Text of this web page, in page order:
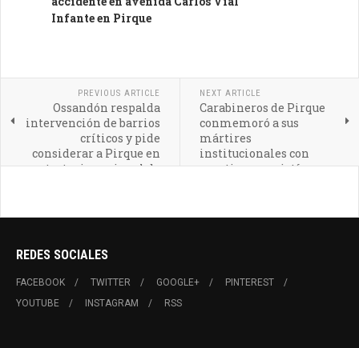
Infante en Pirque
PREVIOUS ARTICLE
Ossandón respalda
intervención de barrios
críticos y pide
considerar a Pirque en
estrategia nacional de
NEXT ARTICLE
Carabineros de Pirque
conmemoró a sus
mártires
institucionales con
emotiva eucaristía
REDES SOCIALES
FACEBOOK TWITTER GOOGLE+
PINTEREST
YOUTUBE
INSTAGRAM RSS